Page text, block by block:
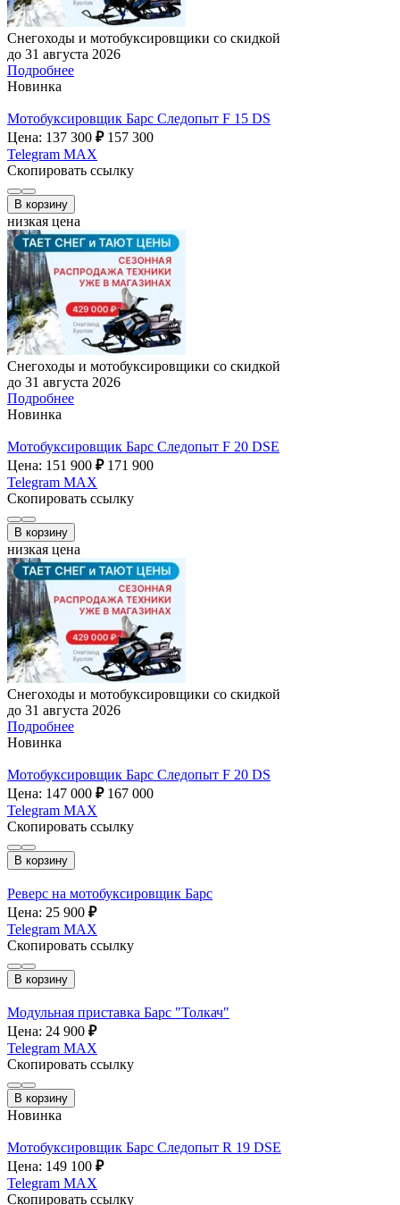
Снегоходы и мотобуксировщики со скидкой
до 31 августа 2026
Подробнее
Новинка
Мотобуксировщик Барс Следопыт F 15 DS
Цена: 137 300 ₽ 157 300
Telegram MAX
Скопировать ссылку
В корзину
низкая цена
Снегоходы и мотобуксировщики со скидкой
до 31 августа 2026
Подробнее
Новинка
Мотобуксировщик Барс Следопыт F 20 DSE
Цена: 151 900 ₽ 171 900
Telegram MAX
Скопировать ссылку
В корзину
низкая цена
Снегоходы и мотобуксировщики со скидкой
до 31 августа 2026
Подробнее
Новинка
Мотобуксировщик Барс Следопыт F 20 DS
Цена: 147 000 ₽ 167 000
Telegram MAX
Скопировать ссылку
В корзину
Реверс на мотобуксировщик Барс
Цена: 25 900 ₽
Telegram MAX
Скопировать ссылку
В корзину
Модульная приставка Барс "Толкач"
Цена: 24 900 ₽
Telegram MAX
Скопировать ссылку
В корзину
Новинка
Мотобуксировщик Барс Следопыт R 19 DSE
Цена: 149 100 ₽
Telegram MAX
Скопировать ссылку